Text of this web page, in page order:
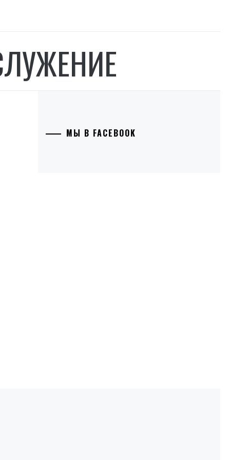
МЫ В FACEBOOK